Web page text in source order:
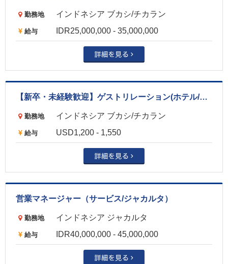
勤務地 インドネシア ブカシ/チカラン
給与 IDR25,000,000 - 35,000,000
【新卒・未経験歓迎】ゲストリレーション(ホテル/チカラン)
勤務地 インドネシア ブカシ/チカラン
給与 USD1,200 - 1,550
営業マネージャー（サービス/ジャカルタ）
勤務地 インドネシア ジャカルタ
給与 IDR40,000,000 - 45,000,000